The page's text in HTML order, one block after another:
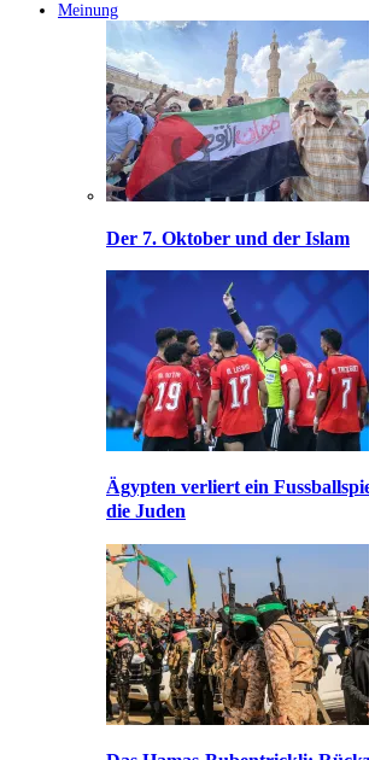
Meinung
Der 7. Oktober und der Islam
Ägypten verliert ein
die Juden